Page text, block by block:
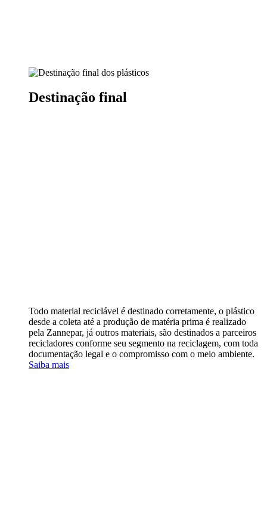
Destinação final
Todo material reciclável é destinado corretamente, o plástico
desde a coleta até a produção de matéria prima é realizado
pela Zannepar, já outros materiais, são destinados a parceiros
recicladores conforme seu segmento na reciclagem, com toda
documentação legal e o compromisso com o meio ambiente.
Saiba mais